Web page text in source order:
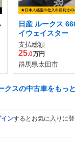
日産 ルークス
イウェイスター
支払総額
25.0万円
群馬県太田市
クスの中古車をもっ
ンするとお気に入りに